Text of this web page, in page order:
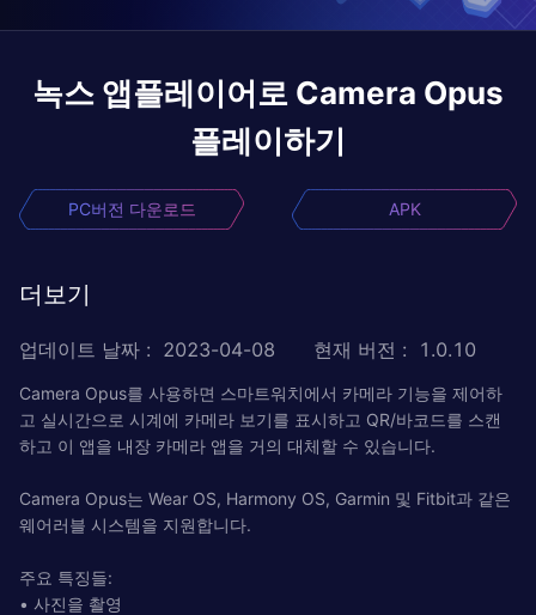
녹스 앱플레이어로 Camera Opus
플레이하기
PC버전 다운로드 APK
더보기
업데이트 날짜 : 2023-04-08 현재 버전 : 1.0.10
Camera Opus를 사용하면 스마트워치에서 카메라 기능을 제어하
고 실시간으로 시계에 카메라 보기를 표시하고 QR/바코드를 스캔
하고 이 앱을 내장 카메라 앱을 거의 대체할 수 있습니다.
Camera Opus는 Wear OS, Harmony OS, Garmin 및 Fitbit과 같은
웨어러블 시스템을 지원합니다.
주요 특징들:
• 사진을 촬영